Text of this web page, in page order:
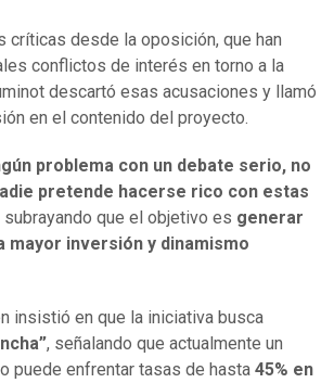
críticas desde la oposición, que han
conflictos de interés en torno a la
descartó esas acusaciones y llamó
en el contenido del proyecto.
problema con un debate serio, no
pretende hacerse rico con estas
subrayando que el objetivo es generar
mayor inversión y dinamismo
insistió en que la iniciativa busca
, señalando que actualmente un
puede enfrentar tasas de hasta 45% en